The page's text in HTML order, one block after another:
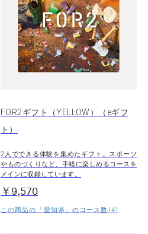
FOR2ギフト（YELLOW）（eギフ
ト）
2人でできる体験を集めたギフト。スポーツ
やものづくりなど、手軽に楽しめるコースを
メインに収録しています。
￥9,570
この商品の「愛知県」のコース数(4)